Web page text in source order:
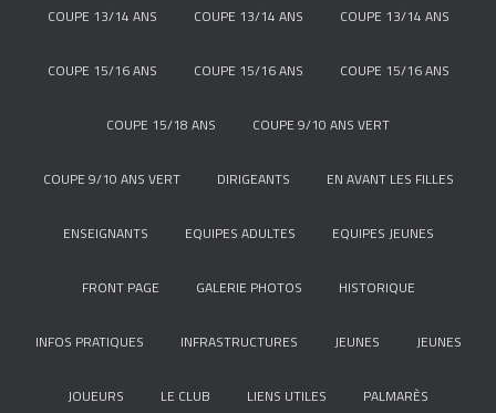
COUPE 13/14 ANS COUPE 13/14 ANS COUPE 13/14 ANS
COUPE 15/16 ANS COUPE 15/16 ANS COUPE 15/16 ANS
COUPE 15/18 ANS COUPE 9/10 ANS VERT
COUPE 9/10 ANS VERT DIRIGEANTS EN AVANT LES FILLES
ENSEIGNANTS EQUIPES ADULTES EQUIPES JEUNES
FRONT PAGE GALERIE PHOTOS HISTORIQUE
INFOS PRATIQUES INFRASTRUCTURES JEUNES JEUNES
JOUEURS LE CLUB LIENS UTILES PALMARÈS